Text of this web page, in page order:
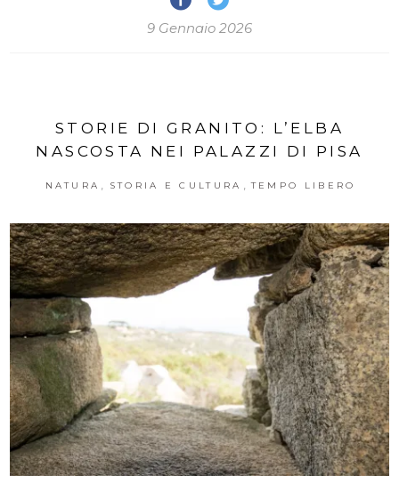
9 Gennaio 2026
STORIE DI GRANITO: L’ELBA
NASCOSTA NEI PALAZZI DI PISA
NATURA , STORIA E CULTURA , TEMPO LIBERO